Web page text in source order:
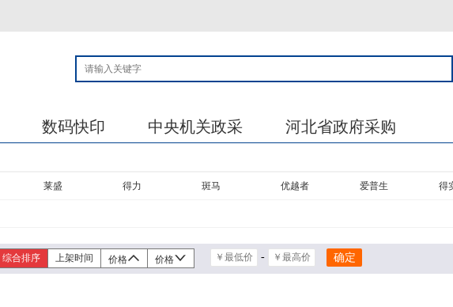
数码快印 中央机关政采 河北省政府采购
莱盛 得力 斑马 优越者 爱普生 得
综合排序 上架时间 价格 价格 -